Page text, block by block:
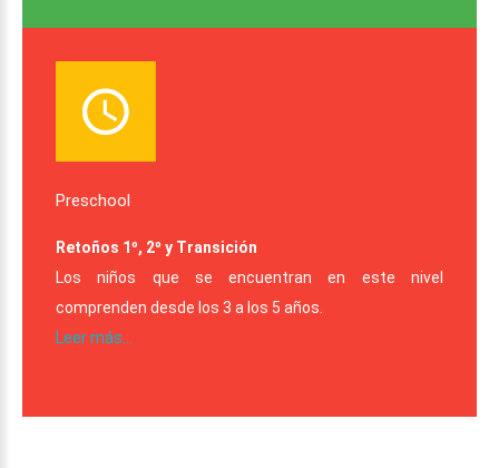
Preschool
Retoños 1º, 2º y Transición
Los niños que se encuentran en este nivel
comprenden desde los 3 a los 5 años.
Leer más...